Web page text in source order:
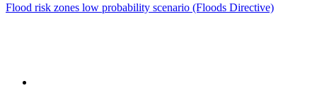
Flood risk zones low probability scenario (Floods Directive)